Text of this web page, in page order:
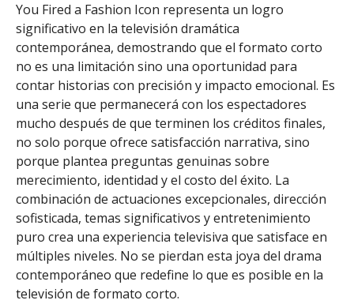
You Fired a Fashion Icon representa un logro
significativo en la televisión dramática
contemporánea, demostrando que el formato corto
no es una limitación sino una oportunidad para
contar historias con precisión y impacto emocional. Es
una serie que permanecerá con los espectadores
mucho después de que terminen los créditos finales,
no solo porque ofrece satisfacción narrativa, sino
porque plantea preguntas genuinas sobre
merecimiento, identidad y el costo del éxito. La
combinación de actuaciones excepcionales, dirección
sofisticada, temas significativos y entretenimiento
puro crea una experiencia televisiva que satisface en
múltiples niveles. No se pierdan esta joya del drama
contemporáneo que redefine lo que es posible en la
televisión de formato corto.